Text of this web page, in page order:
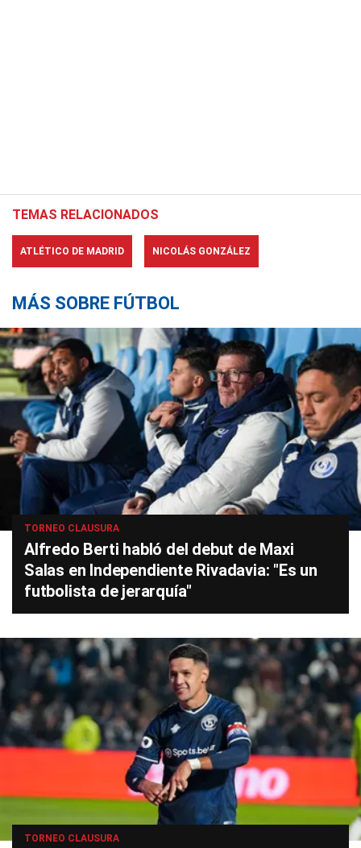
TEMAS RELACIONADOS
ATLÉTICO DE MADRID NICOLÁS GONZÁLEZ
MÁS SOBRE FÚTBOL
TORNEO CLAUSURA
Alfredo Berti habló del debut de Maxi
Salas en Independiente Rivadavia: "Es un
futbolista de jerarquía"
TORNEO CLAUSURA